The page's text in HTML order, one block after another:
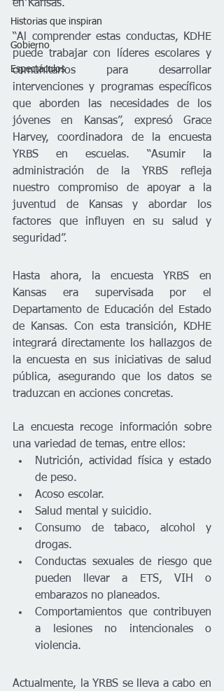
Historias que inspiran
Gobierno
Espectáculos
en Kansas.
“Al comprender estas conductas, KDHE
puede trabajar con líderes escolares y
comunitarios para desarrollar
intervenciones y programas específicos
que aborden las necesidades de los
jóvenes en Kansas”, expresó Grace
Harvey, coordinadora de la encuesta
YRBS en escuelas. “Asumir la
administración de la YRBS refleja
nuestro compromiso de apoyar a la
juventud de Kansas y abordar los
factores que influyen en su salud y
seguridad”.
Hasta ahora, la encuesta YRBS en
Kansas era supervisada por el
Departamento de Educación del Estado
de Kansas. Con esta transición, KDHE
integrará directamente los hallazgos de
la encuesta en sus iniciativas de salud
pública, asegurando que los datos se
traduzcan en acciones concretas.
La encuesta recoge información sobre
una variedad de temas, entre ellos:
Nutrición, actividad física y estado
de peso.
Acoso escolar.
Salud mental y suicidio.
Consumo de tabaco, alcohol y
drogas.
Conductas sexuales de riesgo que
pueden llevar a ETS, VIH o
embarazos no planeados.
Comportamientos que contribuyen
a lesiones no intencionales o
violencia.
Actualmente, la YRBS se lleva a cabo en